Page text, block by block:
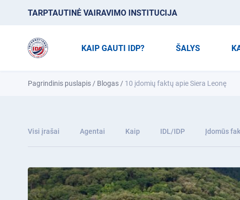
TARPTAUTINĖ VAIRAVIMO INSTITUCIJA
KAIP GAUTI IDP? ŠALYS
Pagrindinis puslapis / Blogas / 10 įdomių faktų apie Siera Leonę
Visi įrašai Agentai Kaip IDL/IDP Įdomūs